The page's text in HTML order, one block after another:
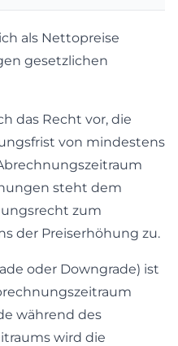
als Nettopreise
gesetzlichen
das Recht vor, die
von mindestens
steht dem
zum
der Preiserhöhung zu.
oder Downgrade) ist
während des
wird die